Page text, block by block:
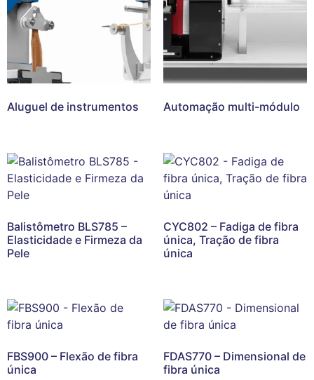
Aluguel de instrumentos Automação multi-módulo
Balistômetro BLS785 –
Elasticidade e Firmeza da
Pele
CYC802 – Fadiga de fibra
única, Tração de fibra
única
FBS900 – Flexão de fibra
única
FDAS770 – Dimensional de
fibra única